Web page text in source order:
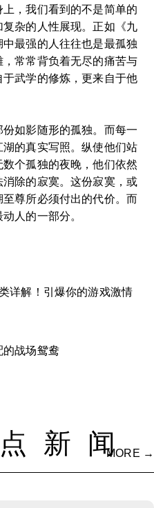
，我们看到的不是简单的
杂的人性展现。正如《九
最强的人往往也是最孤独
常常背负着无尽的痛苦与
武学的修炼，更来自于他
如影随形的孤独。而每一
的真实写照。纵使他们站
个孤独的夜晚，他们依然
除的寂寞。这份寂寞，或
尊所必须付出的代价。而
人的一部分。
详解！引爆你的游戏激情
的战场鸳鸯
新闻
MORE →